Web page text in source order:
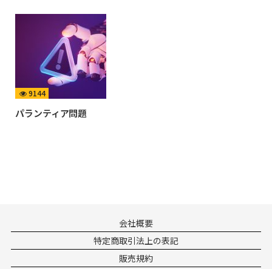
9144
パランティア問題
会社概要
特定商取引法上の表記
販売規約